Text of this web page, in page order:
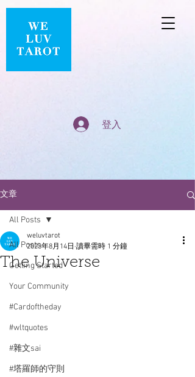
登入
文章
All Posts
Getting Started
Your Community
#Cardoftheday
#wltquotes
#雜文sai
#塔羅師的守則
All Posts
The Universe
weluvtarot
2023年8月14日 讀畢需時 1 分鐘